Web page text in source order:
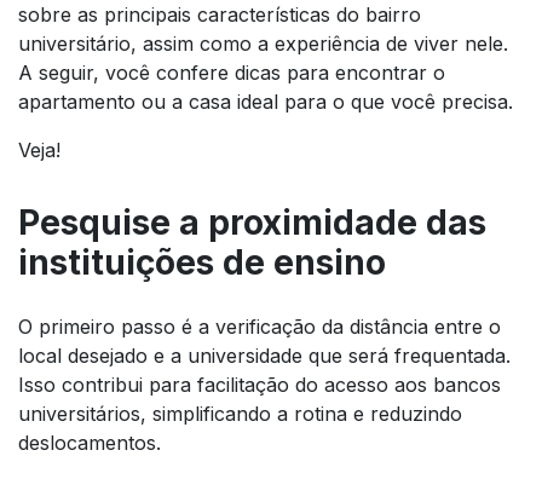
sobre as principais características do bairro
universitário, assim como a experiência de viver nele.
A seguir, você confere dicas para encontrar o
apartamento ou a casa ideal para o que você precisa.
Veja!
Pesquise a proximidade das
instituições de ensino
O primeiro passo é a verificação da distância entre o
local desejado e a universidade que será frequentada.
Isso contribui para facilitação do acesso aos bancos
universitários, simplificando a rotina e reduzindo
deslocamentos.